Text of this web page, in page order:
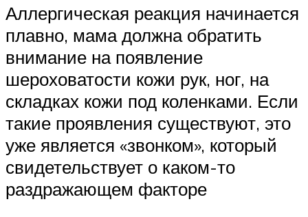
Аллергическая реакция начинается
плавно, мама должна обратить
внимание на появление
шероховатости кожи рук, ног, на
складках кожи под коленками. Если
такие проявления существуют, это
уже является «звонком», который
свидетельствует о каком-то
раздражающем факторе